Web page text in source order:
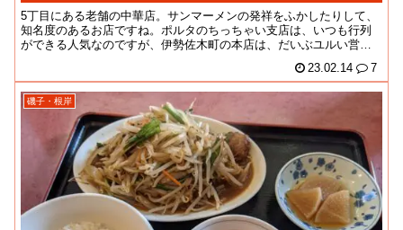
5丁目にある老舗の中華店。サンマーメンの発祥をふかしたりして、
知名度のあるお店ですね。ポルタのちっちゃい支店は、いつも行列
ができる人気なのですが、伊勢佐木町の本店は、だいぶユルい営業
23.02.14 7
磯子・根岸